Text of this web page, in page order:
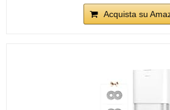
Acquista su